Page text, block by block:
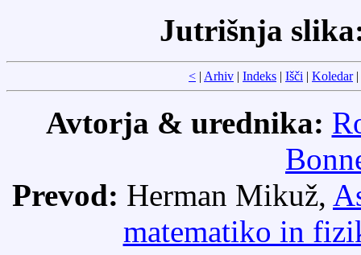
Jutrišnja
< | Arhiv | Indeks | Išči | Koledar|
Avtorja & urednika:
Prevod: Herman Mikuž,
matematiko in